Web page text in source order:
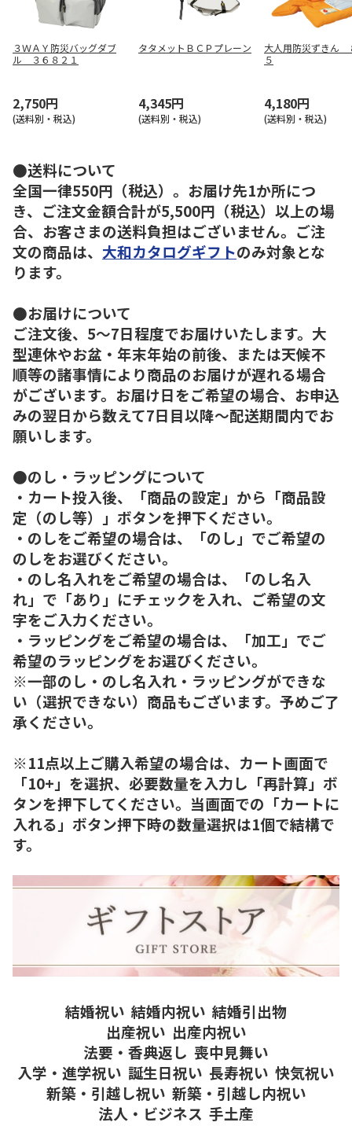
３ＷＡＹ防災バッグダブ
ル ３６８２１
2,750円
(送料別・税込)
タタメットＢＣＰプレーン
4,345円
(送料別・税込)
大人用防災ずきん
５
4,180円
(送料別・税込)
●送料について
全国一律550円（税込）。お届け先1か所につ
き、ご注文金額合計が5,500円（税込）以上の場
合、お客さまの送料負担はございません。ご注
文の商品は、 大和カタログギフトのみ対象とな
ります。
●お届けについて
ご注文後、5～7日程度でお届けいたします。大
型連休やお盆・年末年始の前後、または天候不
順等の諸事情により商品のお届けが遅れる場合
がございます。お届け日をご希望の場合、お申込
みの翌日から数えて7日目以降～配送期間内でお
願いします。
●のし・ラッピングについて
・カート投入後、「商品の設定」から「商品設
定（のし等）」ボタンを押下ください。
・のしをご希望の場合は、「のし」でご希望の
のしをお選びください。
・のし名入れをご希望の場合は、「のし名入
れ」で「あり」にチェックを入れ、ご希望の文
字をご入力ください。
・ラッピングをご希望の場合は、「加工」でご
希望のラッピングをお選びください。
※一部のし・のし名入れ・ラッピングができな
い（選択できない）商品もございます。予めご了
承ください。
※11点以上ご購入希望の場合は、カート画面で
「10+」を選択、必要数量を入力し「再計算」ボ
タンを押下してください。当画面での「カートに
入れる」ボタン押下時の数量選択は1個で結構で
す。
結婚祝い 結婚内祝い 結婚引出物
出産祝い 出産内祝い
法要・香典返し 喪中見舞い
入学・進学祝い 誕生日祝い 長寿祝い 快気祝い
新築・引越し祝い 新築・引越し内祝い
法人・ビジネス 手土産